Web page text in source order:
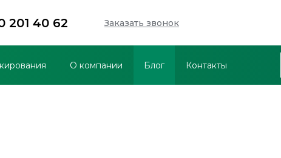
201 40 62 Заказать звонок
О компании Блог Контакты